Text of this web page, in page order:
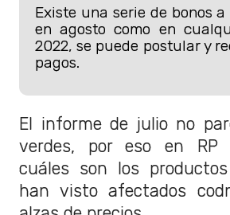
Existe una serie de bonos
en agosto como en
2022, se puede postular y
pagos.
El informe de julio no
verdes, por eso en RP
cuáles son los
han visto afectados